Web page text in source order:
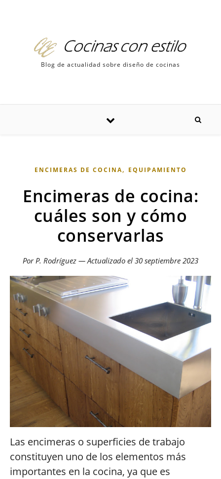
Blog de actualidad sobre diseño de cocinas
ENCIMERAS DE COCINA, EQUIPAMIENTO
Encimeras de cocina:
cuáles son y cómo
conservarlas
Por P. Rodríguez — Actualizado el 30 septiembre 2023
Las encimeras o superficies de trabajo
constituyen uno de los elementos más
importantes en la cocina, ya que es